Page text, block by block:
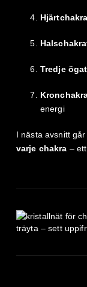
Tredje
energi
I nästa avsnitt
varje chakra –